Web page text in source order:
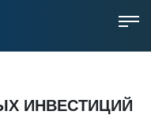
ИНВЕСТИЦИЙ